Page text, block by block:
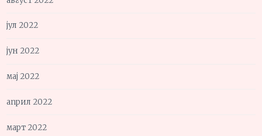
јул 2022
јун 2022
мај 2022
април 2022
март 2022